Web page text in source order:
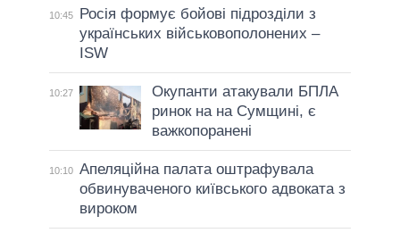
10:45
Росія формує бойові підрозділи з
українських військовополонених –
ISW
10:27
Окупанти атакували БПЛА
ринок на на Сумщині, є
важкопоранені
10:10 Апеляційна палата оштрафувала
обвинуваченого київського адвоката з
вироком